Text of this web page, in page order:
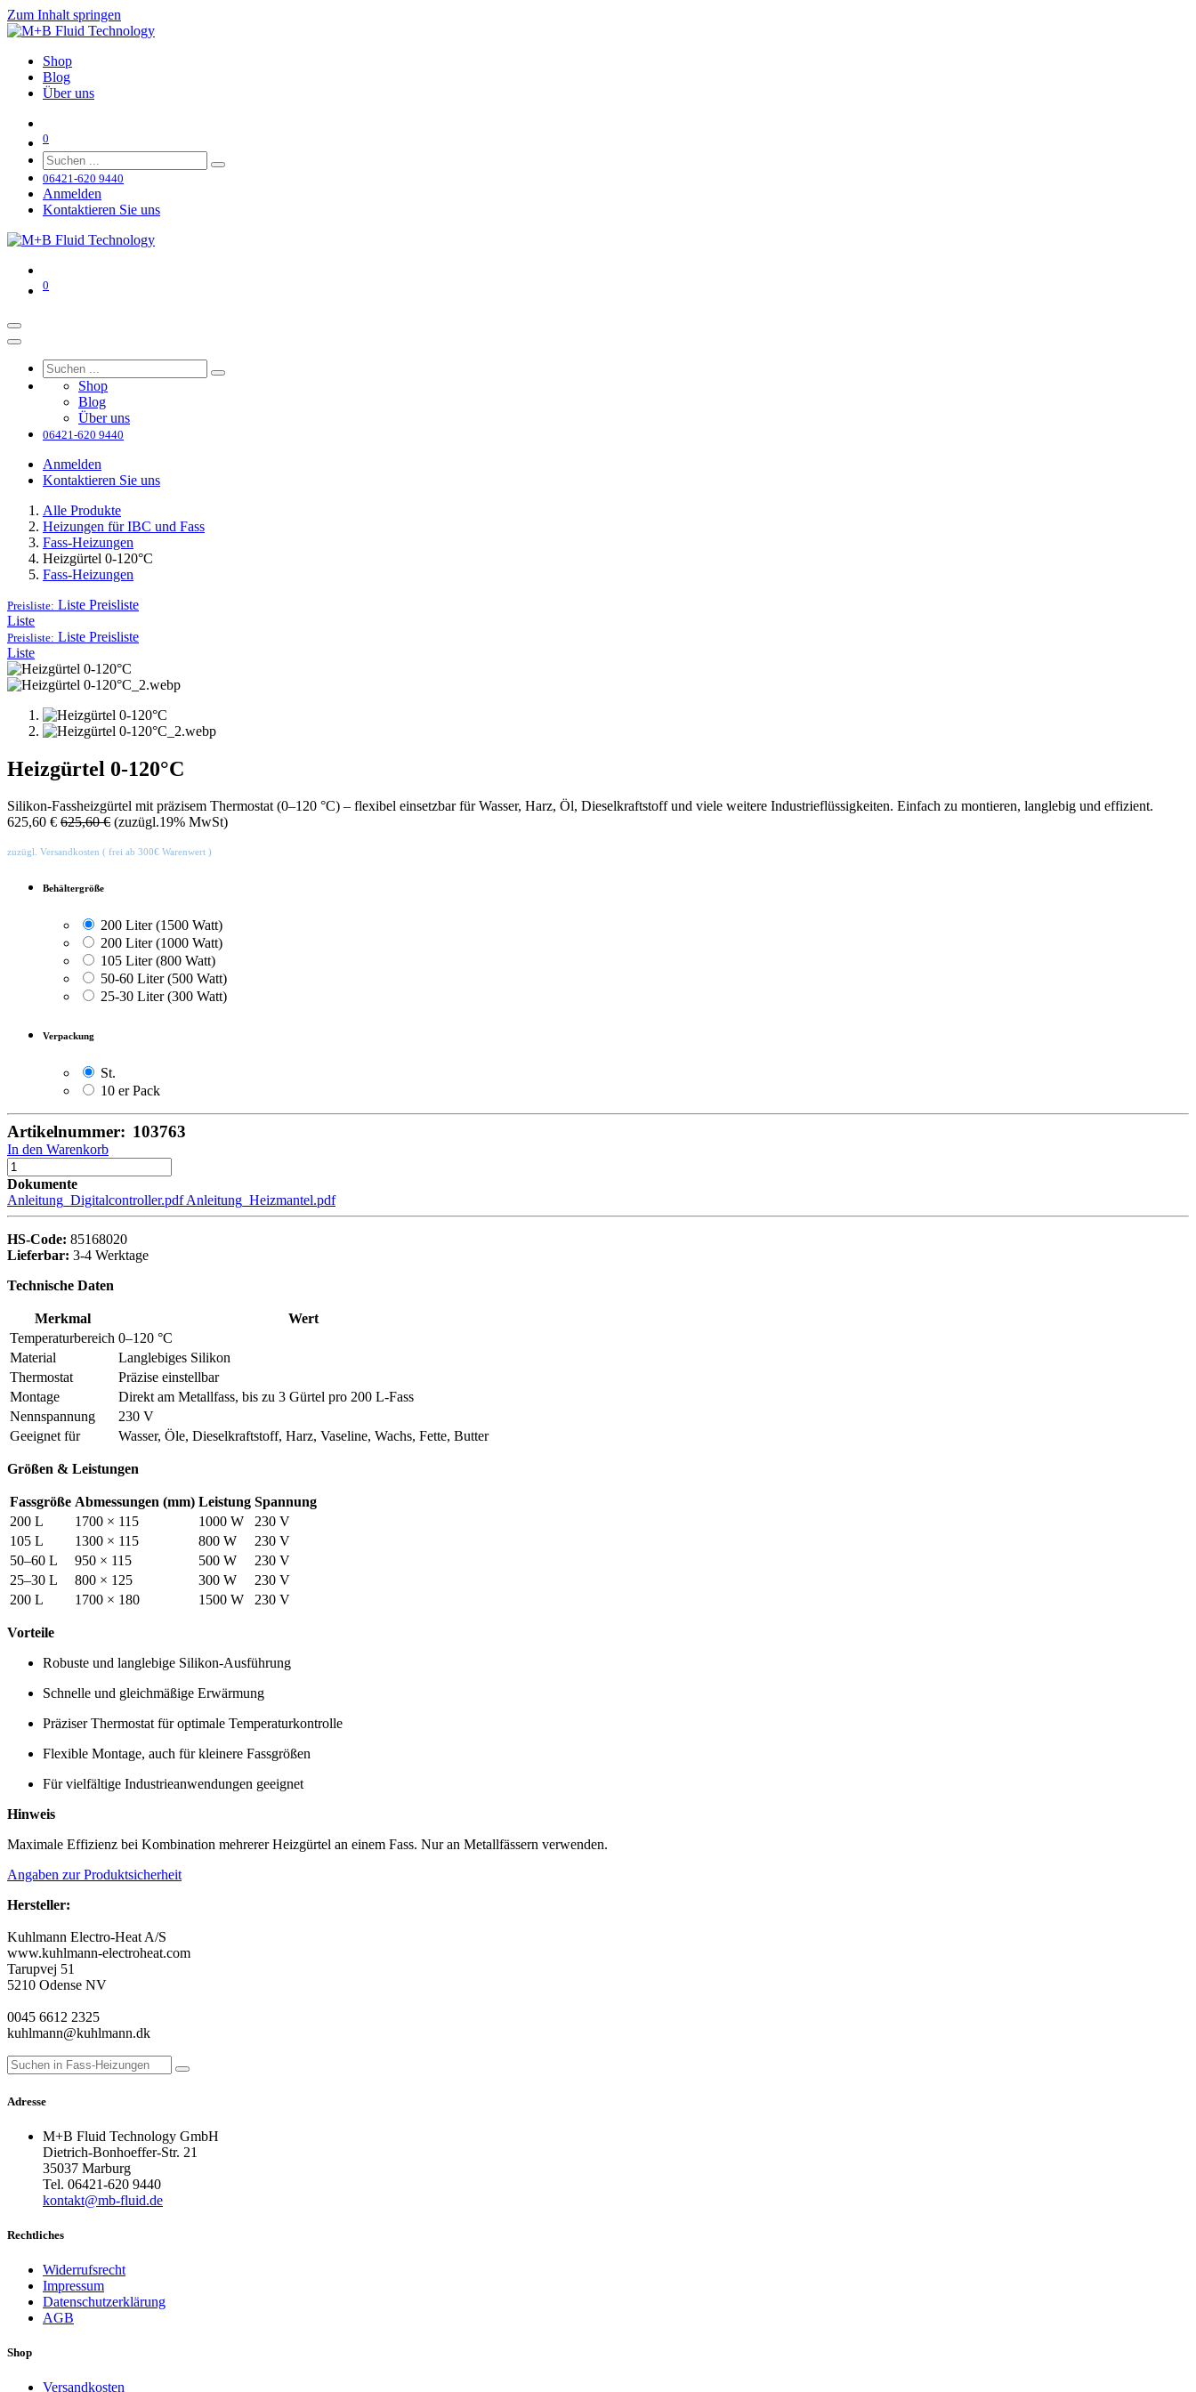
Zum Inhalt springen
Shop
Blog
Über uns
0
06421-620 9440
Anmelden
Kontaktieren Sie uns
0
Shop
Blog
Über uns
06421-620 9440
Anmelden
Kontaktieren Sie uns
Alle Produkte
Heizungen für IBC und Fass
Fass-Heizungen
Heizgürtel 0-120°C
Fass-Heizungen
Preisliste: Liste Preisliste
Liste
Preisliste: Liste Preisliste
Liste
Heizgürtel 0-120°C
Silikon-Fassheizgürtel mit präzisem Thermostat (0–120 °C) – flexibel einsetzbar für Wasser, Harz, Öl, Dieselkraftstoff und viele weitere Industrieflüssigkeiten. Einfach zu montieren, langlebig und effizient.
625,60 € 625,60€ (zuzügl.19% MwSt)
zuzügl. Versandkosten ( frei ab 300€ Warenwert )
Behältergröße
200 Liter (1500 Watt)
200 Liter (1000 Watt)
105 Liter (800 Watt)
50-60 Liter (500 Watt)
25-30 Liter (300 Watt)
Verpackung
St.
10 er Pack
Artikelnummer: 103763
In den Warenkorb
Dokumente
Anleitung_Digitalcontroller.pdfAnleitung_Heizmantel.pdf
HS-Code: 85168020
Lieferbar: 3-4 Werktage
Technische Daten
Merkmal
Wert
Temperaturbereich 0–120 °C
Material
Langlebiges Silikon
Thermostat
Präzise einstellbar
Montage
Direkt am Metallfass, bis zu 3 Gürtel pro 200 L-Fass
Nennspannung
230 V
Geeignet für
Wasser, Öle, Dieselkraftstoff, Harz, Vaseline, Wachs, Fette, Butter
Größen & Leistungen
Fassgröße Abmessungen (mm) Leistung Spannung
200 L
1700 × 115 1000 W
230 V
105 L
1300 × 115 800 W
230 V
50–60 L
950 × 115 500 W
230 V
25–30 L
800 × 125 300 W
230 V
200 L
1700 × 180 1500 W 230 V
Vorteile
Robuste und langlebige Silikon-Ausführung
Schnelle und gleichmäßige Erwärmung
Präziser Thermostat für optimale Temperaturkontrolle
Flexible Montage, auch für kleinere Fassgrößen
Für vielfältige Industrieanwendungen geeignet
Hinweis
Maximale Effizienz bei Kombination mehrerer Heizgürtel an einem Fass. Nur an Metallfässern verwenden.
Angaben zur Produktsicherheit
Hersteller:
Kuhlmann Electro-Heat A/S
www.kuhlmann-electroheat.com
Tarupvej 51
5210 Odense NV
0045 6612 2325
kuhlmann@kuhlmann.dk
Adresse
M+B Fluid Technology GmbH
Dietrich-Bonhoeffer-Str. 21
35037 Marburg
Tel. 06421-620 9440
kontakt@mb-fluid.de
Rechtliches
Widerrufsrecht
Impressum
Datenschutzerklärung
AGB
Shop
Versandkosten